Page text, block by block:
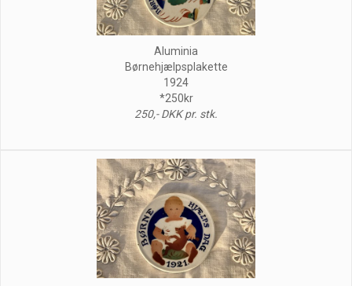
Aluminia
Børnehjælpsplakette
1924
*250kr
250,- DKK pr. stk.